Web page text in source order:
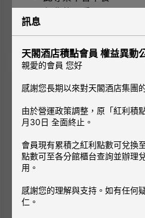
訊息
天閣酒店積點會員 權益異動
親愛的會員 您好
感謝您長期以來對天閣酒店集團
由於營運政策調整，原「紅利積
月30日 全面終止。
會員現有累積之紅利點數可兌換
點數可至各分館櫃台查詢並辦理
用。
感謝您的理解與支持。如有任何
仁。